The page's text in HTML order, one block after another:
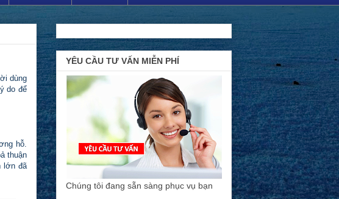
dùng
do để
hỗ.
thuận
lớn đã
YÊU CẦU TƯ VẤN MIỄN PHÍ
Chúng tôi đang sẵn sàng phục vụ bạn